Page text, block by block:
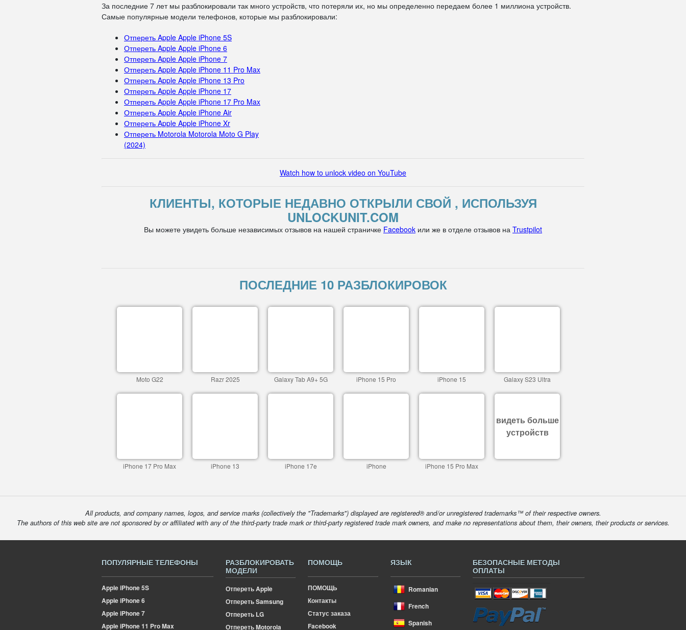
За последние 7 лет мы разблокировали так много устройств, что потеряли их, но мы определенно передаем более 1 миллиона устройств.
Самые популярные модели телефонов, которые мы разблокировали:
Отпереть Apple Apple iPhone 5S
Отпереть Apple Apple iPhone 6
Отпереть Apple Apple iPhone 7
Отпереть Apple Apple iPhone 11 Pro Max
Отпереть Apple Apple iPhone 13 Pro
Отпереть Apple Apple iPhone 17
Отпереть Apple Apple iPhone 17 Pro Max
Отпереть Apple Apple iPhone Air
Отпереть Apple Apple iPhone Xr
Отпереть Motorola Motorola Moto G Play
(2024)
Watch how to unlock video on YouTube
КЛИЕНТЫ, КОТОРЫЕ НЕДАВНО ОТКРЫЛИ СВОЙ , ИСПОЛЬЗУЯ
UNLOCKUNIT.COM
Вы можете увидеть больше независимых отзывов на нашей страничке Facebook или же в отделе отзывов на Trustpilot
ПОСЛЕДНИЕ 10 РАЗБЛОКИРОВОК
Moto G22 Razr 2025 Galaxy Tab A9+ 5G iPhone 15 Pro iPhone 15 Galaxy S23 Ultra
iPhone 17 Pro Max iPhone 13 iPhone 17e iPhone iPhone 15 Pro Max
видеть больше
устройств
All products, and company names, logos, and service marks (collectively the "Trademarks") displayed are registered® and/or unregistered trademarks™ of their respective owners.
The authors of this web site are not sponsored by or affiliated with any of the third-party trade mark or third-party registered trade mark owners, and make no representations about them, their owners, their products or services.
ПОПУЛЯРНЫЕ ТЕЛЕФОНЫ
AppleiPhone 5S
AppleiPhone 6
AppleiPhone 7
AppleiPhone 11 Pro Max
РАЗБЛОКИРОВАТЬ
МОДЕЛИ
Отпереть Apple
Отпереть Samsung
Отпереть LG
Отпереть Motorola
ПОМОЩЬ
ПОМОЩЬ
Контакты
Статус заказа
Facebook
ЯЗЫК
Romanian
French
Spanish
БЕЗОПАСНЫЕ МЕТОДЫ
ОПЛАТЫ